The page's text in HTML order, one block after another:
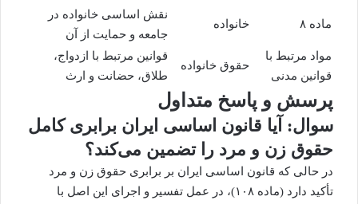
ماده ۸ خانواده
نقش اساسی خانواده در
جامعه و حمایت از آن
مواد مرتبط با
قوانین مدنی
حقوق خانواده
قوانین مرتبط با ازدواج،
طلاق، حضانت و ارث
پرسش و پاسخ متداول
سوال: آیا قانون اساسی ایران برابری کامل
حقوق زن و مرد را تضمین می‌کند؟
در حالی که قانون اساسی ایران بر برابری حقوق زن و مرد
تأکید دارد (ماده ۱۰۸)، در عمل تفسیر و اجرای این اصل با